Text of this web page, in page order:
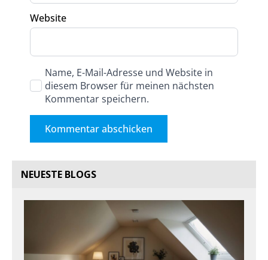
Website
Name, E-Mail-Adresse und Website in
diesem Browser für meinen nächsten
Kommentar speichern.
NEUESTE BLOGS